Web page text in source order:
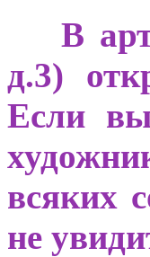
В
д.3)
Если
всяких
не